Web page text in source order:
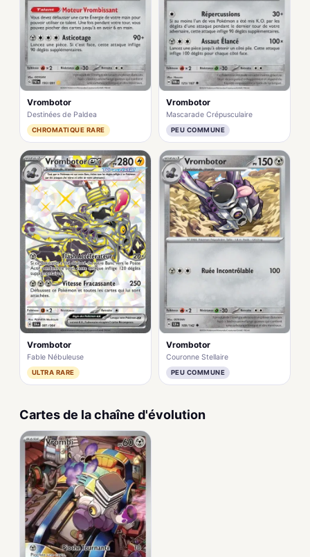
Vrombotor
Destinées de Paldea
CHROMATIQUE RARE
Vrombotor
Mascarade Crépusculaire
PEU COMMUNE
Vrombotor
Fable Nébuleuse
ULTRA RARE
Vrombotor
Couronne Stellaire
PEU COMMUNE
Cartes de la chaîne d'évolution